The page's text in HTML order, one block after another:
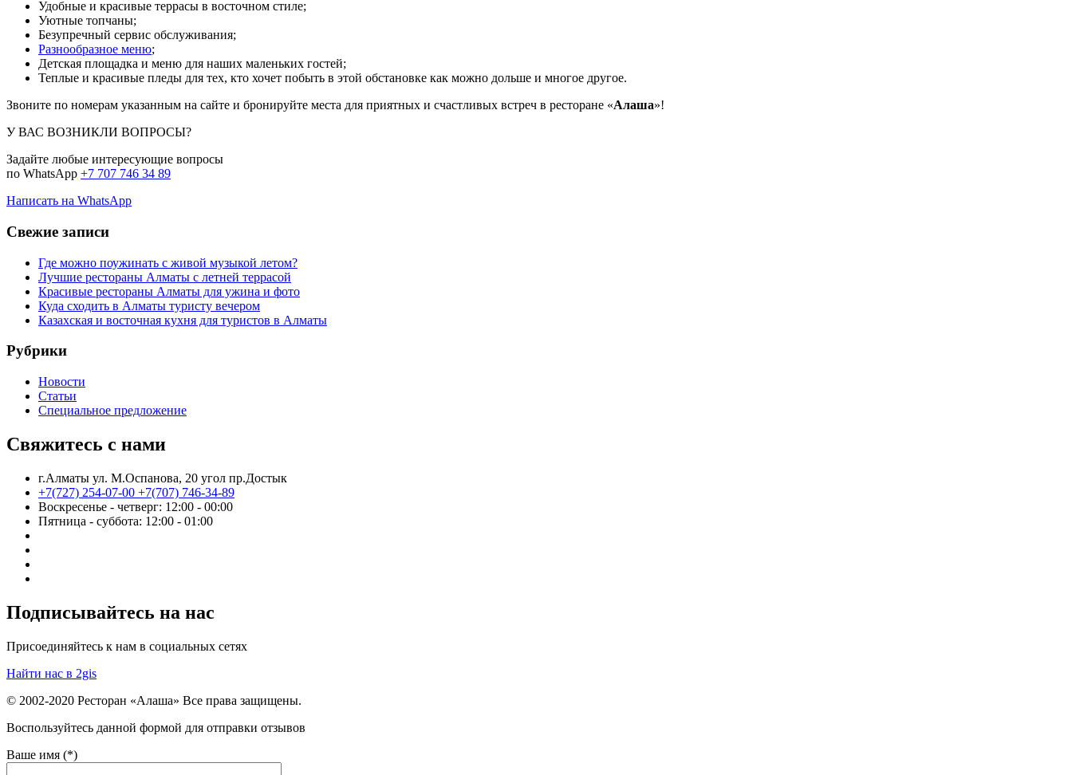
Удобные и красивые террасы в восточном стиле;
Уютные топчаны;
Безупречный сервис обслуживания;
Разнообразное меню;
Детская площадка и меню для наших маленьких гостей;
Теплые и красивые пледы для тех, кто хочет побыть в этой обстановке как можно дольше и многое другое.
Звоните по номерам указанным на сайте и бронируйте места для приятных и счастливых встреч в ресторане «Алаша»!
У ВАС ВОЗНИКЛИ ВОПРОСЫ?
Задайте любые интересующие вопросы
по WhatsApp +7 707 746 34 89
Написать на WhatsApp
Свежие записи
Где можно поужинать с живой музыкой летом?
Лучшие рестораны Алматы с летней террасой
Красивые рестораны Алматы для ужина и фото
Куда сходить в Алматы туристу вечером
Казахская и восточная кухня для туристов в Алматы
Рубрики
Новости
Статьи
Cпециальное предложение
Свяжитесь с нами
г.Алматы ул. М.Оспанова, 20 угол пр.Достык
+7(727) 254-07-00 +7(707) 746-34-89
Воскресенье - четверг: 12:00 - 00:00
Пятница - суббота: 12:00 - 01:00
Подписывайтесь на нас
Присоединяйтесь к нам в социальных сетях
Найти нас в 2gis
© 2002-2020 Ресторан «Алаша» Все права защищены.
Воспользуйтесь данной формой для отправки отзывов
Ваше имя (*)